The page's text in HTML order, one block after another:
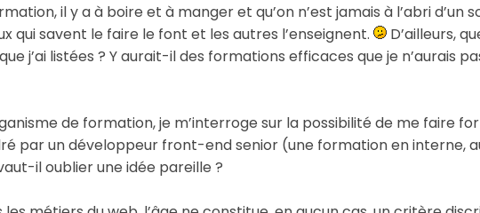
il y a à boire et à manger et qu’on n’est jamais à l’abri d’un
qui savent le faire le font et les autres l’enseignent.
D’ailleurs,
j’ai listées ? Y aurait-il des formations efficaces que je n’aurais
de formation, je m’interroge sur la possibilité de me faire
par un développeur front-end senior (une formation en interne,
il oublier une idée pareille ?